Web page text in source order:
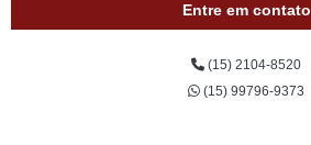
Entre em contato
(15) 2104-8520
(15) 99796-9373